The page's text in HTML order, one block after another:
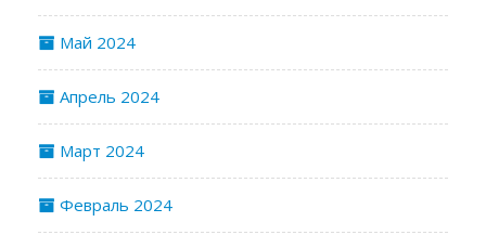
Май 2024
Апрель 2024
Март 2024
Февраль 2024